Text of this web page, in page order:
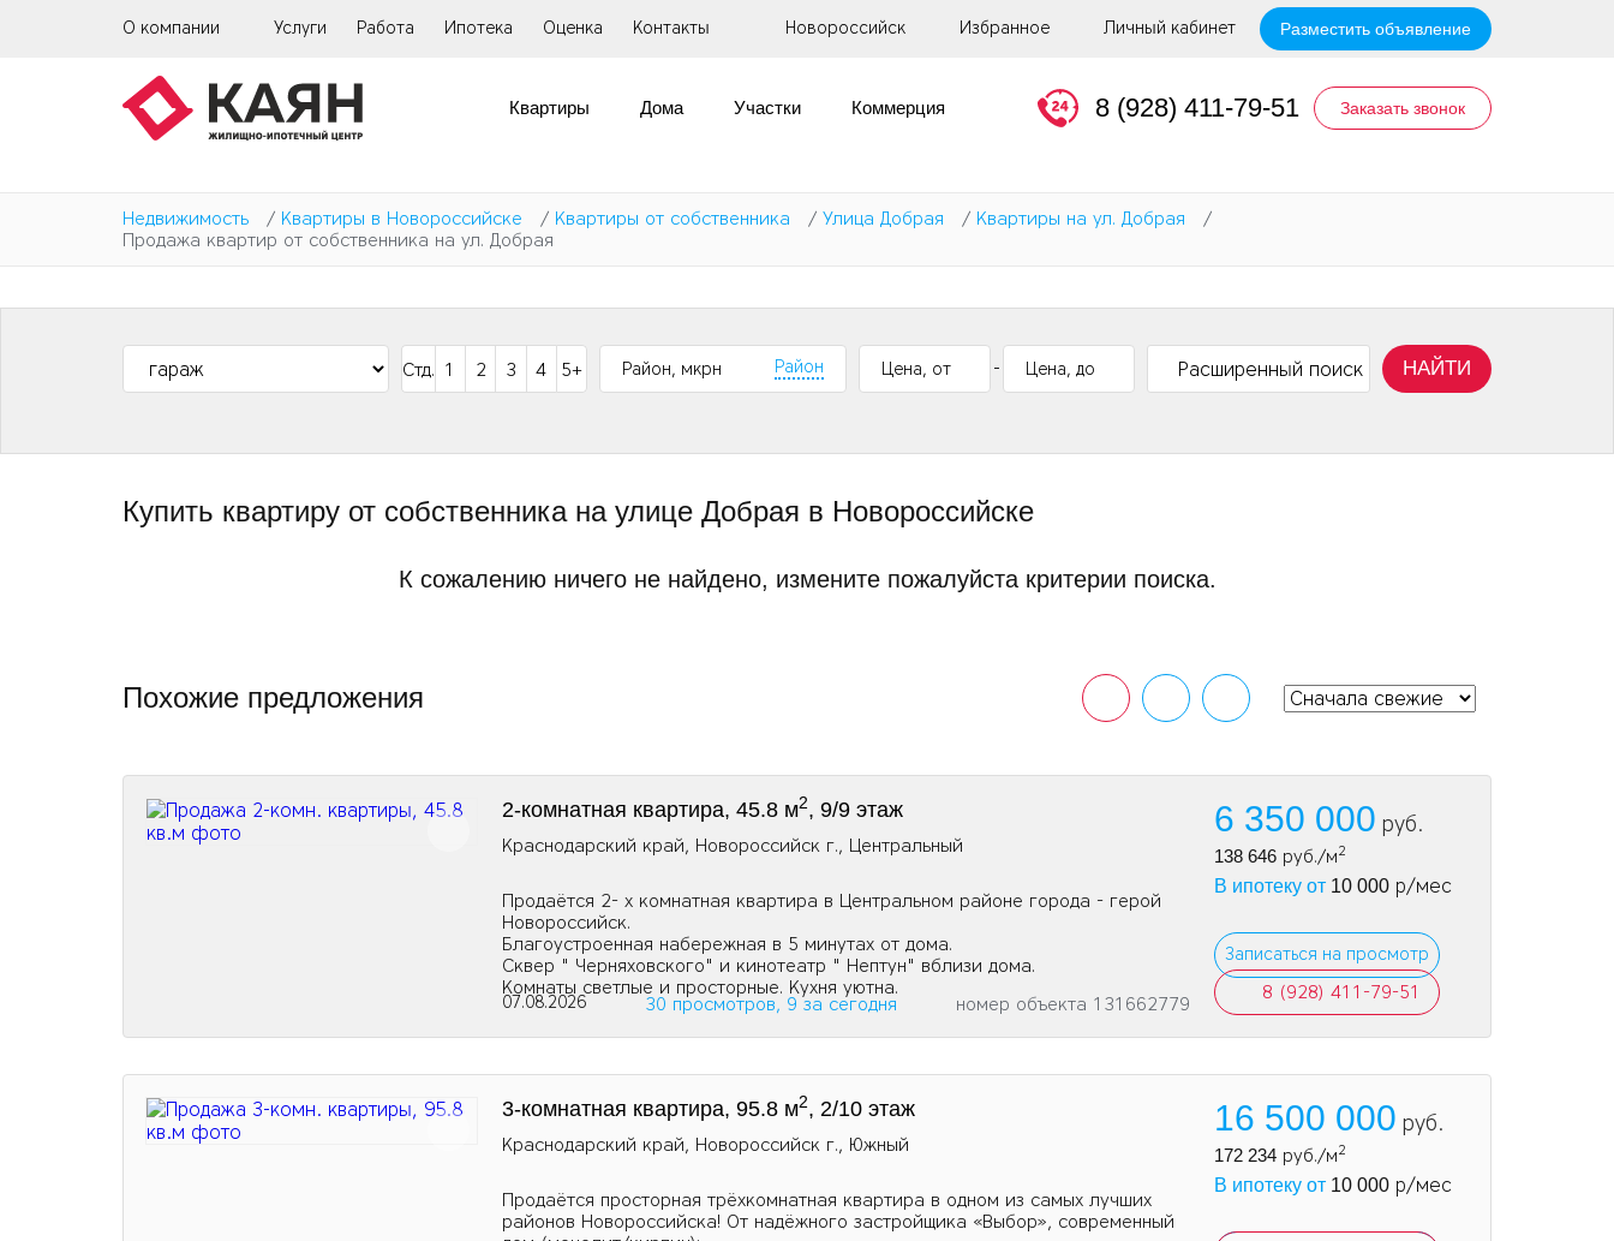
О компании Услуги Работа Ипотека Оценка Контакты Новороссийск Избранное Личный кабинет Разместить объявление
Квартиры Дома Участки Коммерция 8 (928) 411-79-51 Заказать звонок
Недвижимость / Квартиры в Новороссийске / Квартиры от собственника / Улица Добрая / Квартиры на ул. Добрая
/
Продажа квартир от собственника на ул. Добрая
Стд. 1 2 3 4 5+ Район - Расширенный поиск НАЙТИ
Купить квартиру от собственника на улице Добрая в Новороссийске
К сожалению ничего не найдено, измените пожалуйста критерии поиска.
Похожие предложения
2-комнатная квартира, 45.8 м2, 9/9 этаж
Краснодарский край, Новороссийск г., Центральный
Продаётся 2- х комнатная квартира в Центральном районе города - герой
Новороссийск.
Благоустроенная набережная в 5 минутах от дома.
Сквер " Черняховского" и кинотеатр " Нептун" вблизи дома.
Комнаты светлые и просторные. Кухня уютна.
07.08.2026 30 просмотров, 9 за сегодня номер объекта 131662779
6 350 000 руб.
138 646 руб./м2
В ипотеку от 10 000 р/мес
Записаться на просмотр
8 (928) 411-79-51
3-комнатная квартира, 95.8 м2, 2/10 этаж
Краснодарский край, Новороссийск г., Южный
Продаётся просторная трёхкомнатная квартира в одном из самых лучших
районов Новороссийска! От надёжного застройщика «Выбор», современный
16 500 000 руб.
172 234 руб./м2
В ипотеку от 10 000 р/мес